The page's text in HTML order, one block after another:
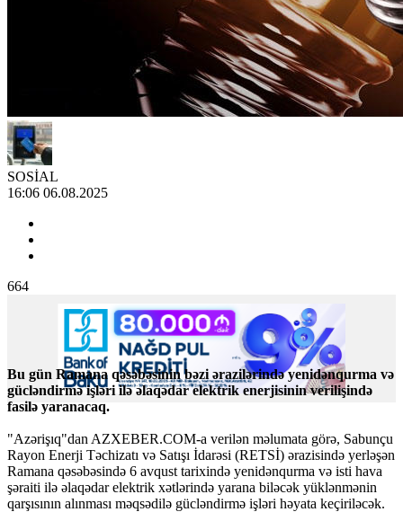
SOSİAL
16:06 06.08.2025
664
Bu gün Ramana qəsəbəsinin bəzi ərazilərində yenidənqurma və
gücləndirmə işləri ilə əlaqədar elektrik enerjisinin verilişində
fasilə yaranacaq.
"Azərişıq"dan AZXEBER.COM-a verilən məlumata görə, Sabunçu
Rayon Enerji Təchizatı və Satışı İdarəsi (RETSİ) ərazisində yerləşən
Ramana qəsəbəsində 6 avqust tarixində yenidənqurma və isti hava
şəraiti ilə əlaqədar elektrik xətlərində yarana biləcək yüklənmənin
qarşısının alınması məqsədilə gücləndirmə işləri həyata keçiriləcək.